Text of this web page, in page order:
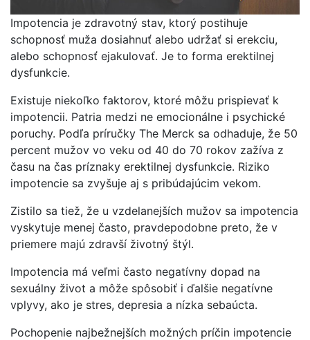
Impotencia je zdravotný stav, ktorý postihuje
schopnosť muža dosiahnuť alebo udržať si erekciu,
alebo schopnosť ejakulovať. Je to forma erektilnej
dysfunkcie.
Existuje niekoľko faktorov, ktoré môžu prispievať k
impotencii. Patria medzi ne emocionálne i psychické
poruchy. Podľa príručky The Merck sa odhaduje, že 50
percent mužov vo veku od 40 do 70 rokov zažíva z
času na čas príznaky erektilnej dysfunkcie. Riziko
impotencie sa zvyšuje aj s pribúdajúcim vekom.
Zistilo sa tiež, že u vzdelanejších mužov sa impotencia
vyskytuje menej často, pravdepodobne preto, že v
priemere majú zdravší životný štýl.
Impotencia má veľmi často negatívny dopad na
sexuálny život a môže spôsobiť i ďalšie negatívne
vplyvy, ako je stres, depresia a nízka sebaúcta.
Pochopenie najbežnejších možných príčin impotencie